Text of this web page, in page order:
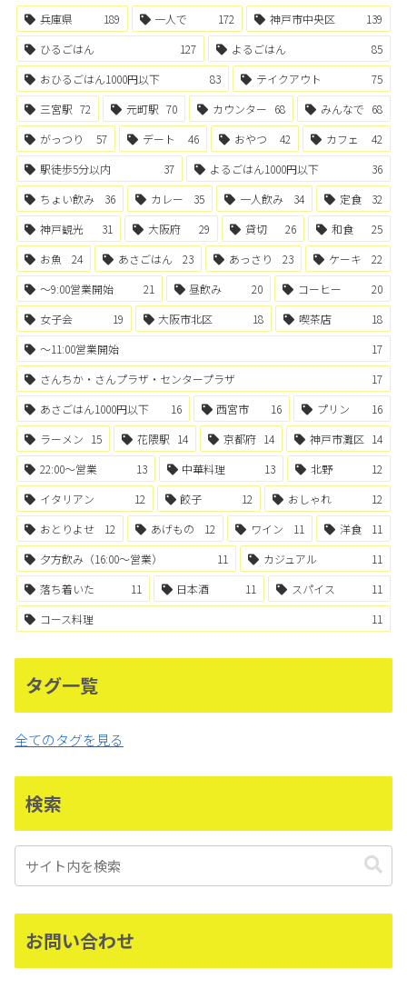
兵庫県 189 一人で 172 神戸市中央区
139
ひるごはん
127 よるごはん
85
おひるごはん1000円以下
83 テイクアウト
75
三宮駅 72 元町駅 70 カウンター 68 みんなで 68
がっつり
57 デート 46 おやつ 42 カフェ
42
駅徒歩5分以内
37 よるごはん1000円以下
36
ちょい飲み
36 カレー 35 一人飲み 34 定食
32
神戸観光
31 大阪府 29 貸切 26 和食
25
お魚
24 あさごはん 23 あっさり 23 ケーキ
22
〜9:00営業開始
21 昼飲み 20 コーヒー
20
女子会
19 大阪市北区 18 喫茶店
18
〜11:00営業開始
17
さんちか・さんプラザ・センタープラザ
17
あさごはん1000円以下
16 西宮市 16 プリン
16
ラーメン 15 花隈駅 14 京都府 14 神戸市灘区 14
22:00〜営業
13 中華料理 13 北野
12
イタリアン
12 餃子 12 おしゃれ
12
おとりよせ
12 あげもの 12 ワイン 11 洋食
11
夕方飲み（16:00〜営業）
11 カジュアル
11
落ち着いた
11 日本酒 11 スパイス
11
コース料理
11
タグ一覧
全てのタグを見る
検索
お問い合わせ